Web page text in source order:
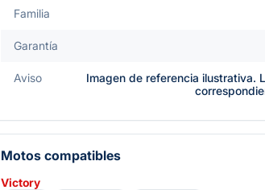
Familia
Garantía
Aviso
Imagen de referencia ilustrativa.
Motos compatibles
Victory